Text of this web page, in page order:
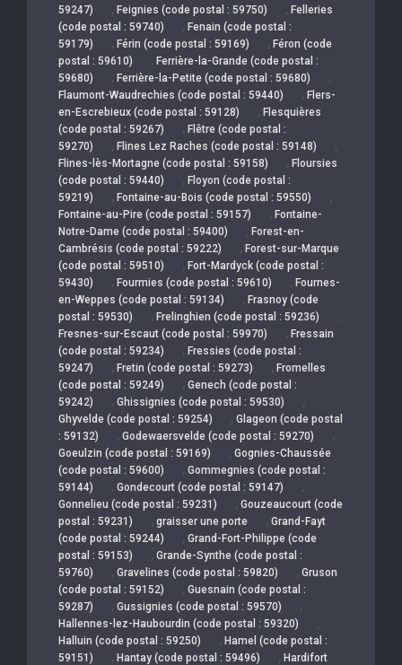
59247)
, Feignies (code postal : 59750) , Felleries
(code postal : 59740)
, Fenain (code postal :
59179)
, Férin (code postal : 59169) , Féron (code
postal : 59610)
, Ferrière-la-Grande (code postal :
59680)
, Ferrière-la-Petite (code postal : 59680) ,
Flaumont-Waudrechies (code postal : 59440) , Flers-
en-Escrebieux (code postal : 59128)
, Flesquières
(code postal : 59267)
, Flêtre (code postal :
59270)
, Flines Lez Raches (code postal : 59148) ,
Flines-lès-Mortagne (code postal : 59158) , Floursies
(code postal : 59440)
, Floyon (code postal :
59219)
, Fontaine-au-Bois (code postal : 59550) ,
Fontaine-au-Pire (code postal : 59157) , Fontaine-
Notre-Dame (code postal : 59400)
, Forest-en-
Cambrésis (code postal : 59222)
, Forest-sur-Marque
(code postal : 59510)
, Fort-Mardyck (code postal :
59430)
, Fourmies (code postal : 59610) , Fournes-
en-Weppes (code postal : 59134)
, Frasnoy (code
postal : 59530)
, Frelinghien (code postal : 59236) ,
Fresnes-sur-Escaut (code postal : 59970) , Fressain
(code postal : 59234)
, Fressies (code postal :
59247)
, Fretin (code postal : 59273) , Fromelles
(code postal : 59249)
, Genech (code postal :
59242)
, Ghissignies (code postal : 59530) ,
Ghyvelde (code postal : 59254) , Glageon (code postal
: 59132)
, Godewaersvelde (code postal : 59270) ,
Goeulzin (code postal : 59169) , Gognies-Chaussée
(code postal : 59600)
, Gommegnies (code postal :
59144)
, Gondecourt (code postal : 59147) ,
Gonnelieu (code postal : 59231) , Gouzeaucourt (code
postal : 59231)
, graisser une porte , Grand-Fayt
(code postal : 59244)
, Grand-Fort-Philippe (code
postal : 59153)
, Grande-Synthe (code postal :
59760)
, Gravelines (code postal : 59820) , Gruson
(code postal : 59152)
, Guesnain (code postal :
59287)
, Gussignies (code postal : 59570) ,
Hallennes-lez-Haubourdin (code postal : 59320) ,
Halluin (code postal : 59250) , Hamel (code postal :
59151)
, Hantay (code postal : 59496) , Hardifort